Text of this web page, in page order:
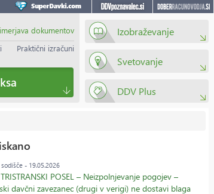
dokumentov
Praktični izračuni
Izobraževanje
Svetovanje
DDV Plus
- 19.05.2026
POSEL – Neizpolnjevanje pogojev –
davčni zavezanec (drugi v verigi) ne dostavi blaga